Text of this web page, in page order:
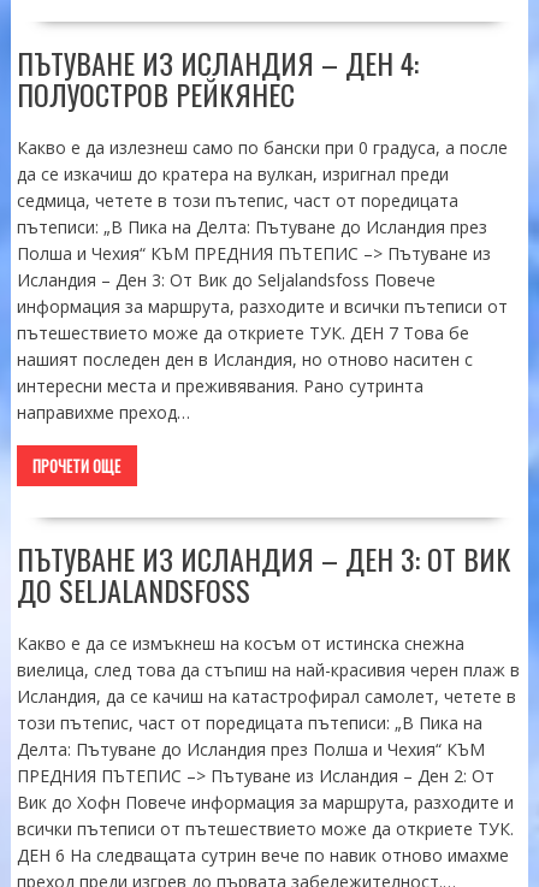
ПЪТУВАНЕ ИЗ ИСЛАНДИЯ – ДЕН 4:
ПОЛУОСТРОВ РЕЙКЯНЕС
Какво е да излезнеш само по бански при 0 градуса, а после
да се изкачиш до кратера на вулкан, изригнал преди
седмица, четете в този пътепис, част от поредицата
пътеписи: „В Пика на Делта: Пътуване до Исландия през
Полша и Чехия“ КЪМ ПРЕДНИЯ ПЪТЕПИС –> Пътуване из
Исландия – Ден 3: От Вик до Seljalandsfoss Повече
информация за маршрута, разходите и всички пътеписи от
пътешествието може да откриете ТУК. ДЕН 7 Това бе
нашият последен ден в Исландия, но отново наситен с
интересни места и преживявания. Рано сутринта
направихме преход…
ПРОЧЕТИ ОЩЕ
ПЪТУВАНЕ ИЗ ИСЛАНДИЯ – ДЕН 3: ОТ ВИК
ДО SELJALANDSFOSS
Какво е да се измъкнеш на косъм от истинска снежна
виелица, след това да стъпиш на най-красивия черен плаж в
Исландия, да се качиш на катастрофирал самолет, четете в
този пътепис, част от поредицата пътеписи: „В Пика на
Делта: Пътуване до Исландия през Полша и Чехия“ КЪМ
ПРЕДНИЯ ПЪТЕПИС –> Пътуване из Исландия – Ден 2: От
Вик до Хофн Повече информация за маршрута, разходите и
всички пътеписи от пътешествието може да откриете ТУК.
ДЕН 6 На следващата сутрин вече по навик отново имахме
преход преди изгрев до първата забележителност.…